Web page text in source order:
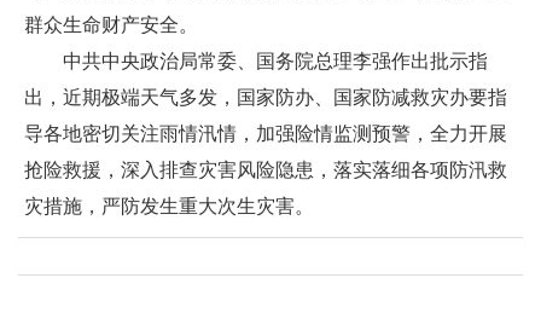
群众生命财产安全。
中共中央政治局常委、国务院总理李强作出批示指
出，近期极端天气多发，国家防办、国家防减救灾办要指
导各地密切关注雨情汛情，加强险情监测预警，全力开展
抢险救援，深入排查灾害风险隐患，落实落细各项防汛救
灾措施，严防发生重大次生灾害。